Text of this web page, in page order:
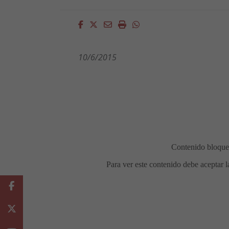
Facebook
Twitter
EmailImprimirWhatsapp
10/6/2015
Facebook